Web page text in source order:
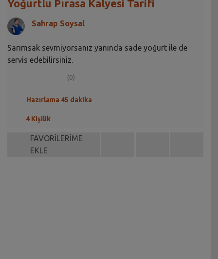
Yoğurtlu Pırasa Kalyesi Tarifi
Sahrap Soysal
Sarımsak sevmiyorsanız yanında sade yoğurt ile de
servis edebilirsiniz.
(0)
Hazırlama 45 dakika
4 Kişilik
FAVORİLERİME
EKLE